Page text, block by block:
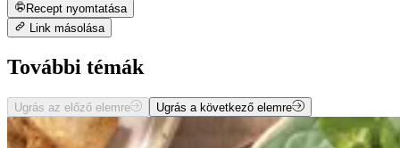
Recept nyomtatása
Link másolása
További témák
Ugrás az előző elemre Ugrás a következő elemre